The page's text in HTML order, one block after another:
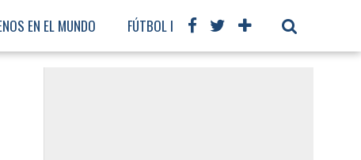
EN EL MUNDO FÚTBOL INTERNACIONAL